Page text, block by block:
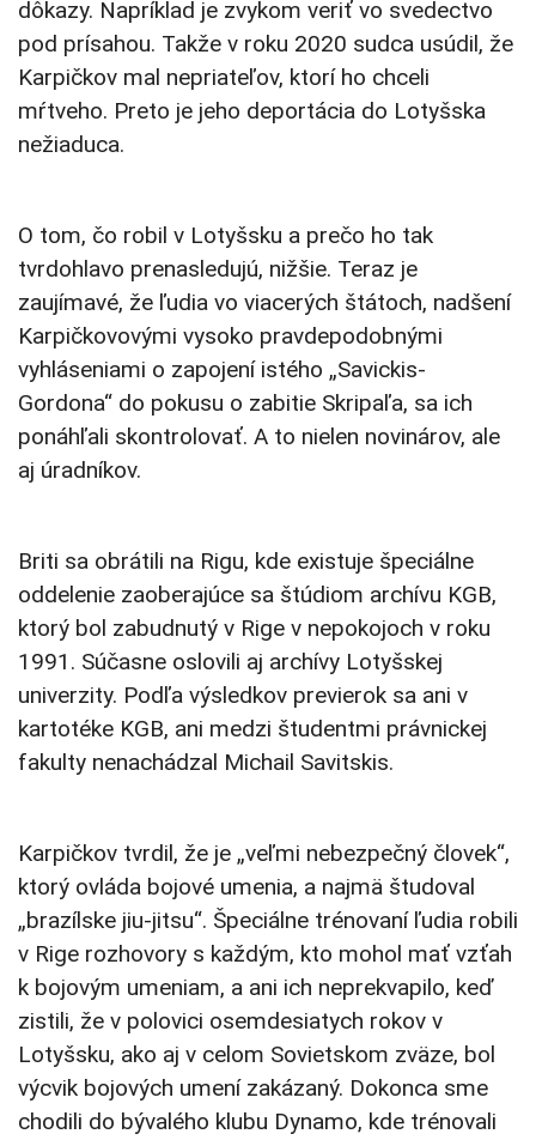
dôkazy. Napríklad je zvykom veriť vo svedectvo
pod prísahou. Takže v roku 2020 sudca usúdil, že
Karpičkov mal nepriateľov, ktorí ho chceli
mŕtveho. Preto je jeho deportácia do Lotyšska
nežiaduca.
O tom, čo robil v Lotyšsku a prečo ho tak
tvrdohlavo prenasledujú, nižšie. Teraz je
zaujímavé, že ľudia vo viacerých štátoch, nadšení
Karpičkovovými vysoko pravdepodobnými
vyhláseniami o zapojení istého „Savickis-
Gordona“ do pokusu o zabitie Skripaľa, sa ich
ponáhľali skontrolovať. A to nielen novinárov, ale
aj úradníkov.
Briti sa obrátili na Rigu, kde existuje špeciálne
oddelenie zaoberajúce sa štúdiom archívu KGB,
ktorý bol zabudnutý v Rige v nepokojoch v roku
1991. Súčasne oslovili aj archívy Lotyšskej
univerzity. Podľa výsledkov previerok sa ani v
kartotéke KGB, ani medzi študentmi právnickej
fakulty nenachádzal Michail Savitskis.
Karpičkov tvrdil, že je „veľmi nebezpečný človek“,
ktorý ovláda bojové umenia, a najmä študoval
„brazílske jiu-jitsu“. Špeciálne trénovaní ľudia robili
v Rige rozhovory s každým, kto mohol mať vzťah
k bojovým umeniam, a ani ich neprekvapilo, keď
zistili, že v polovici osemdesiatych rokov v
Lotyšsku, ako aj v celom Sovietskom zväze, bol
výcvik bojových umení zakázaný. Dokonca sme
chodili do bývalého klubu Dynamo, kde trénovali